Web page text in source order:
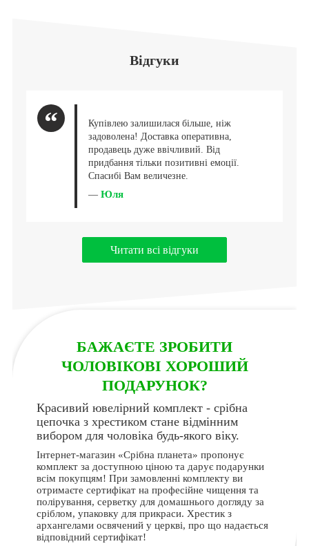
Відгуки
Купівлею залишилася більше, ніж
задоволена! Доставка оперативна,
продавець дуже ввічливий. Від
придбання тільки позитивні емоції.
Спасибі Вам величезне.
— Юля
Читати всі відгуки
БАЖАЄТЕ ЗРОБИТИ
ЧОЛОВІКОВІ ХОРОШИЙ
ПОДАРУНОК?
Красивий ювелірний комплект - срібна
цепочка з хрестиком стане відмінним
вибором для чоловіка будь-якого віку.
Інтернет-магазин «Срібна планета» пропонує
комплект за доступною ціною та дарує подарунки
всім покупцям! При замовленні комплекту ви
отримаєте сертифікат на професійне чищення та
полірування, серветку для домашнього догляду за
сріблом, упаковку для прикраси. Хрестик з
архангелами освячений у церкві, про що надається
відповідний сертифікат!